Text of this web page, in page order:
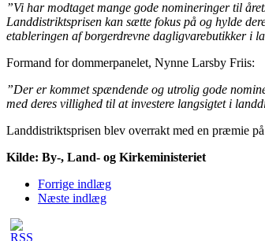
”Vi har modtaget mange gode nomineringer til
Landdistriktsprisen kan sætte fokus på og hylde
etableringen af borgerdrevne dagligvarebutikker i
Formand for dommerpanelet, Nynne Larsby Friis:
”Der er kommet spændende og utrolig gode
med deres villighed til at investere langsigtet i
Landdistriktsprisen blev overrakt med en præmie
Kilde: By-, Land- og Kirkeministeriet
Forrige indlæg
Næste indlæg